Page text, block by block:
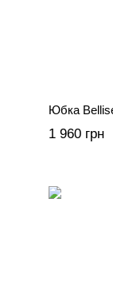
Юбка
1 960 грн